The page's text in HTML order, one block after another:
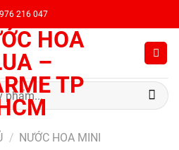
216 047
/ NƯỚC HOA MINI